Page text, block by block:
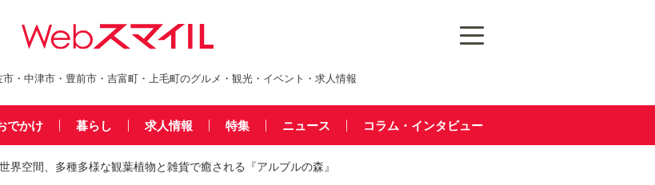
・中津市・豊前市・吉富町・上毛町のグルメ・観光・イベント・求人情報
でかけ 暮らし 求人情報 特集 ニュース コラム・インタビュー
界空間、多種多様な観葉植物と雑貨で癒される『アルブルの森』